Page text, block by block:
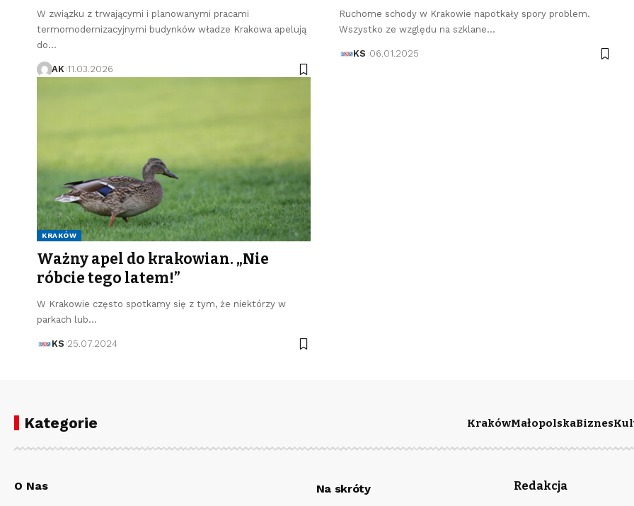
W związku z trwającymi i planowanymi pracami
termomodernizacyjnymi budynków władze Krakowa apelują
do…
AK 11.03.2026
Ruchome schody w Krakowie napotkały spory problem.
Wszystko ze względu na szklane…
KS 06.01.2025
KRAKÓW
Ważny apel do krakowian. „Nie
róbcie tego latem!”
W Krakowie często spotkamy się z tym, że niektórzy w
parkach lub…
KS 25.07.2024
Kategorie KrakówMałopolskaBiznes
O Nas Na skróty Redakcja